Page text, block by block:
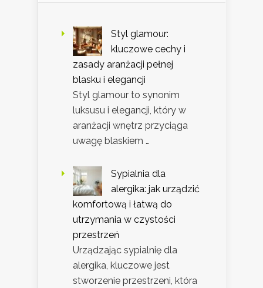
Styl glamour:
kluczowe cechy i
zasady aranżacji pełnej
blasku i elegancji
Styl glamour to synonim
luksusu i elegancji, który w
aranżacji wnętrz przyciąga
uwagę blaskiem …
Sypialnia dla
alergika: jak urządzić
komfortową i łatwą do
utrzymania w czystości
przestrzeń
Urządzając sypialnię dla
alergika, kluczowe jest
stworzenie przestrzeni, która